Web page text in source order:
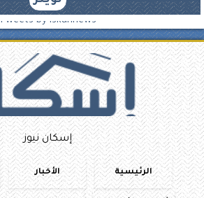
Tweets by iskannews
إسكان نيوز
الرئيسية الأخبار